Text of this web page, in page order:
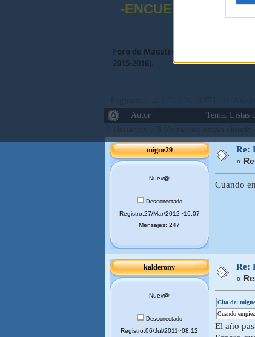
-ENCUESTA SOBRE
Foro de Maestros25
2015-2016).
Páginas: ... 177
Autor
Tema: Listas
0 Usuarios y 3 Visitantes están viendo
migue29
Nuev@
Desconectado
Registro:27/Mar/2012~16:07
Mensajes: 247
Re:
«
Cuando
kalderony
Nuev@
Desconectado
Registro:06/Jul/2011~08:12
Re:
«
Cita de:
Cuando
El año